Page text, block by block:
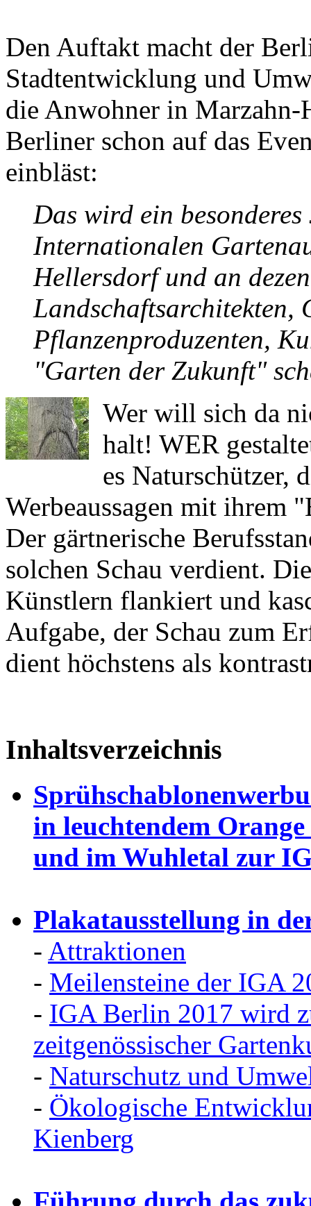
Den Auftakt macht der
Stadtentwicklung und
die Anwohner in
Berliner schon auf das
einbläst:
Das wird ein
Internationalen
Hellersdorf und an
Landschaftsarchitekten,
Pflanzenproduzenten,
"Garten der Zukunft"
Wer will sich da
halt! WER
es Naturschützer,
Werbeaussagen mit ihrem
Der gärtnerische
solchen Schau verdient.
Künstlern flankiert und
Aufgabe, der Schau zum
dient höchstens als
Inhaltsverzeichnis
in leuchtendem
und im Wuhletal zur
Plakatausstellung in
- Attraktionen
- Meilensteine der IGA
- IGA Berlin 2017 wird
zeitgenössischer
- Naturschutz und
- Ökologische
Kienberg